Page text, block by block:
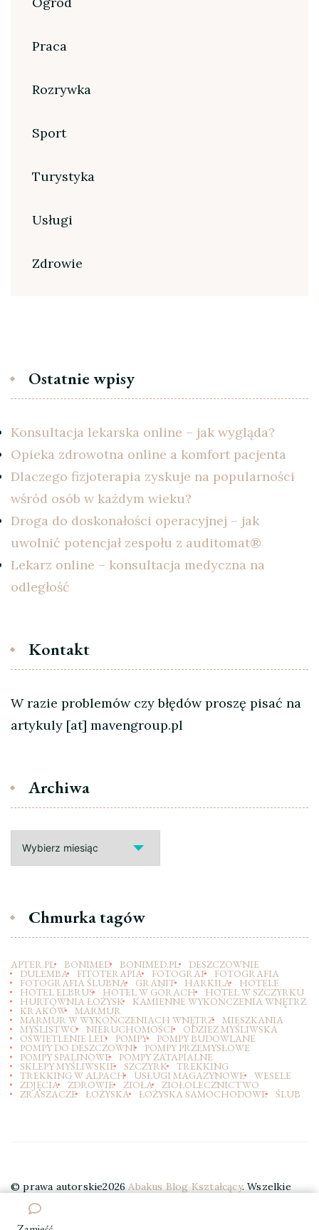
Praca
Rozrywka
Sport
Turystyka
Usługi
Zdrowie
Ostatnie wpisy
Konsultacja lekarska online – jak wygląda?
Opieka zdrowotna online a komfort pacjenta
Dlaczego fizjoterapia zyskuje na popularności
wśród osób w każdym wieku?
Droga do doskonałości operacyjnej – jak
uwolnić potencjał zespołu z auditomat®
Lekarz online – konsultacja medyczna na
odległość
Kontakt
W razie problemów czy błędów proszę pisać na
artykuly [at] mavengroup.pl
Archiwa
Chmurka tagów
APTER.PL BONIMED BONIMED.PL DESZCZOWNIE
DULEMBA FITOTERAPIA FOTOGRAF FOTOGRAFIA
FOTOGRAFIA ŚLUBNA GRANIT HARKILA HOTELE
HOTEL ELBRUS HOTEL W GÓRACH HOTEL W SZCZYRKU
HURTOWNIA ŁOŻYSK KAMIENNE WYKOŃCZENIA WNĘTRZ
KRAKÓW MARMUR
MARMUR W WYKOŃCZENIACH WNĘTRZ MIESZKANIA
MYŚLISTWO NIERUCHOMOŚCI ODZIEZ MYŚLIWSKA
OŚWIETLENIE LED POMPY POMPY BUDOWLANE
POMPY DO DESZCZOWNI POMPY PRZEMYSŁOWE
POMPY SPALINOWE POMPY ZATAPIALNE
SKLEPY MYŚLIWSKIE SZCZYRK TREKKING
TREKKING W ALPACH USŁUGI MAGAZYNOWE WESELE
ZDJĘCIA ZDROWIE ZIOŁA ZIOŁOLECZNICTWO
ZRASZACZE ŁOŻYSKA ŁOŻYSKA SAMOCHODOWE ŚLUB
© prawa autorskie2026Abakus Blog Kształcący. Wszelkie
prawa zastrzeżone.
Blossom Themes